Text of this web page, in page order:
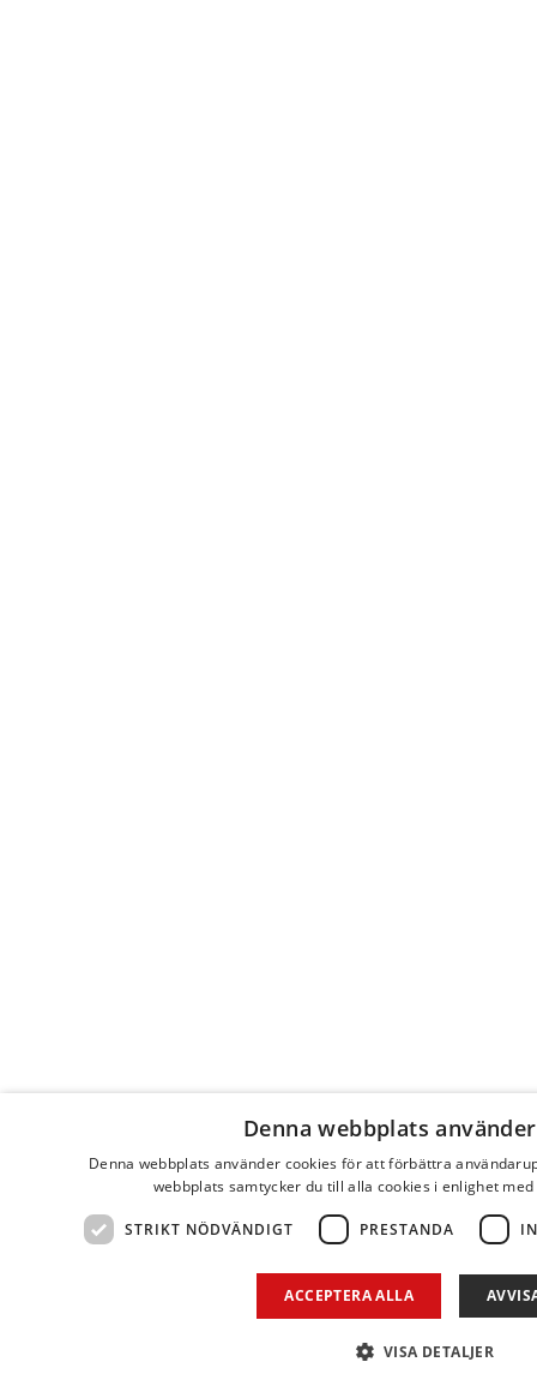
Denna webbplats
Denna webbplats använder cookies för att förbättra
webbplats samtycker du till alla cookies i enlighet
STRIKT NÖDVÄNDIGT PRESTANDA
ACCEPTERA ALLA
VISA DETALJER